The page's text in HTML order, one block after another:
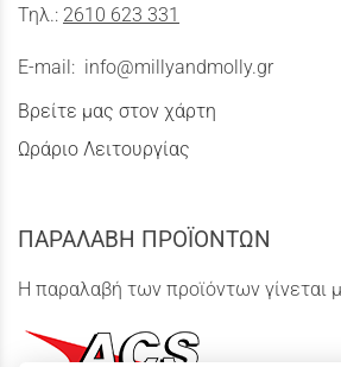
Τηλ.: 2610 623 331
E-mail: info@millyandmolly.gr
Βρείτε μας στον χάρτη
Ωράριο Λειτουργίας
ΠΑΡΑΛΑΒΗ ΠΡΟΪΟΝΤΩΝ
Η παραλαβή των προϊόντων γίνεται